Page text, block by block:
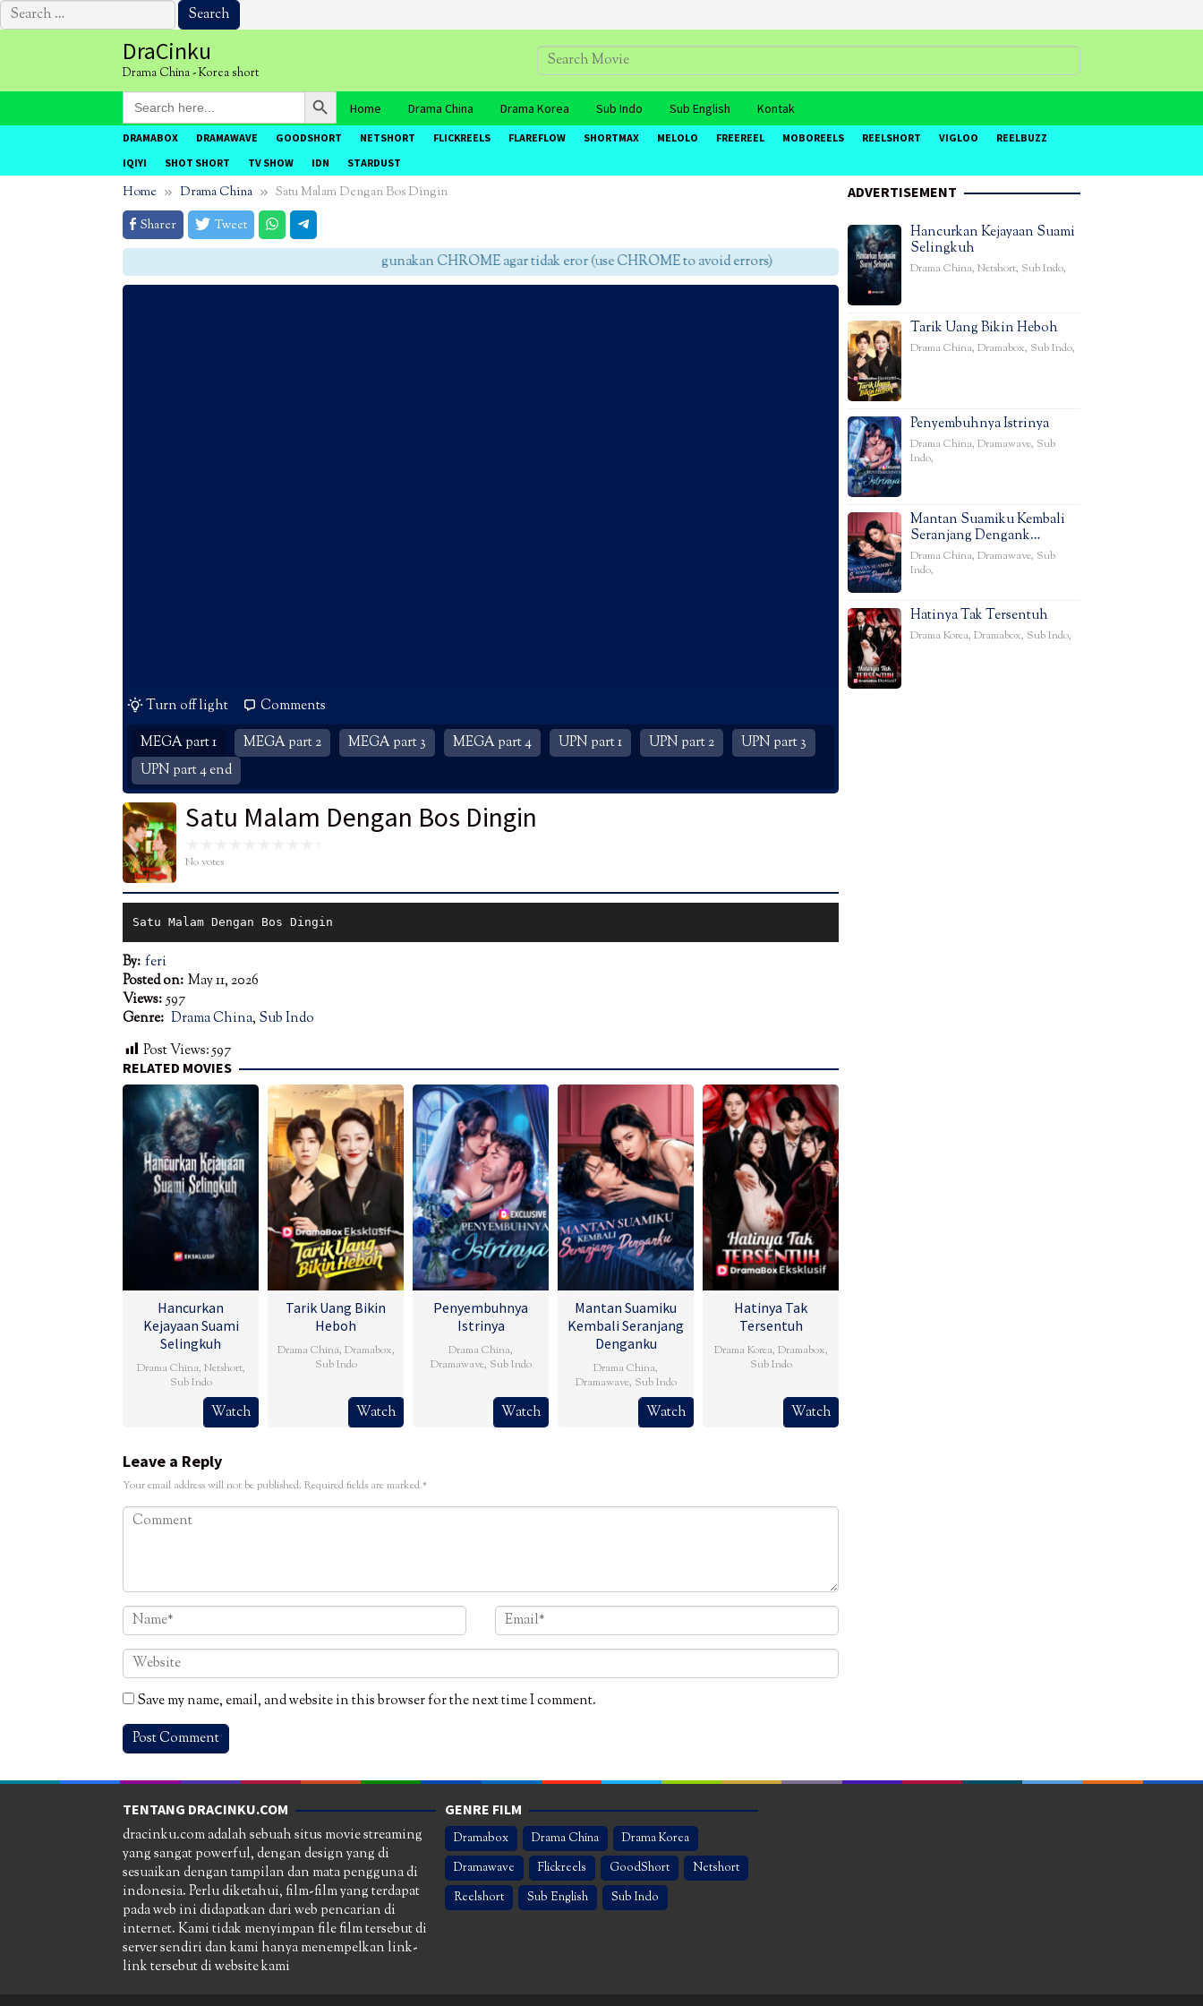
Search
for:
DraCinku
Drama China - Korea short
Search
for:
Search Button
Home Drama China Drama Korea Sub Indo Sub English Kontak
DRAMABOX DRAMAWAVE GOODSHORT NETSHORT FLICKREELS FLAREFLOW SHORTMAX MELOLO FREEREEL MOBOREELS REELSHORT VIGLOO
REELBUZZ
IQIYI
SHOT SHORT TV SHOW IDN STARDUST
Home Drama China
Satu Malam Dengan Bos Dingin
Sharer
Tweet
gunakan CHROME agar tidak eror (use CHROME to avoid errors)
Turn off light
Comments
MEGA part 1
MEGA part 2 MEGA part 3 MEGA part 4 UPN part 1 UPN part 2
UPN part 3
UPN part 4 end
Satu Malam Dengan Bos Dingin
No votes
Satu Malam Dengan Bos Dingin
By: feri
Posted on: May 11, 2026
Views: 597
Genre: Drama China, Sub Indo
Post Views:597
RELATED MOVIES
Hancurkan
Kejayaan Suami
Selingkuh
Drama China, Netshort,
Sub Indo
Watch
Tarik Uang Bikin
Heboh
Drama China, Dramabox,
Sub Indo
Watch
Penyembuhnya
Istrinya
Drama China,
Dramawave, Sub Indo
Watch
Mantan Suamiku
Kembali Seranjang
Denganku
Drama China,
Dramawave, Sub Indo
Watch
Hatinya Tak
Tersentuh
Drama Korea, Dramabox,
Sub Indo
Watch
Leave a Reply
Your email address will not be published. Required fields are marked*
Save my name, email, and website in this browser for the next time I comment.
ADVERTISEMENT
Hancurkan Kejayaan Suami
Selingkuh
Drama China, Netshort, Sub Indo,
Tarik Uang Bikin Heboh
Drama China, Dramabox, Sub Indo,
Penyembuhnya Istrinya
Drama China, Dramawave, Sub
Indo,
Mantan Suamiku Kembali
Seranjang Dengank…
Drama China, Dramawave, Sub
Indo,
Hatinya Tak Tersentuh
Drama Korea, Dramabox, Sub Indo,
TENTANG DRACINKU.COM
dracinku.com adalah sebuah situs movie streaming
yang sangat powerful, dengan design yang di
sesuaikan dengan tampilan dan mata pengguna di
indonesia. Perlu diketahui, film-film yang terdapat
pada web ini didapatkan dari web pencarian di
internet. Kami tidak menyimpan file film tersebut di
server sendiri dan kami hanya menempelkan link-
link tersebut di website kami
GENRE FILM
Dramabox Drama China
Drama Korea
Dramawave
Flickreels GoodShort
Netshort
Reelshort
Sub English Sub Indo